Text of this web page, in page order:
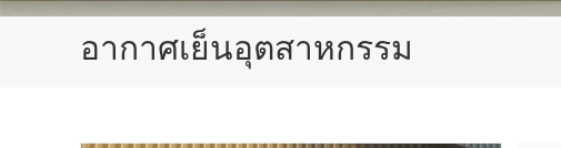
อากาศเย็นอุตสาหกรรม